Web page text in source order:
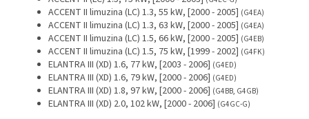
ACCENT II limuzina (LC) 1.3, 55 kW, [2000 - 2005] (G4EA)
ACCENT II limuzina (LC) 1.3, 63 kW, [2000 - 2005] (G4EA)
ACCENT II limuzina (LC) 1.5, 66 kW, [2000 - 2005] (G4EB)
ACCENT II limuzina (LC) 1.5, 75 kW, [1999 - 2002] (G4FK)
ELANTRA III (XD) 1.6, 77 kW, [2003 - 2006] (G4ED)
ELANTRA III (XD) 1.6, 79 kW, [2000 - 2006] (G4ED)
ELANTRA III (XD) 1.8, 97 kW, [2000 - 2006] (G4BB, G4GB)
ELANTRA III (XD) 2.0, 102 kW, [2000 - 2006] (G4GC-G)